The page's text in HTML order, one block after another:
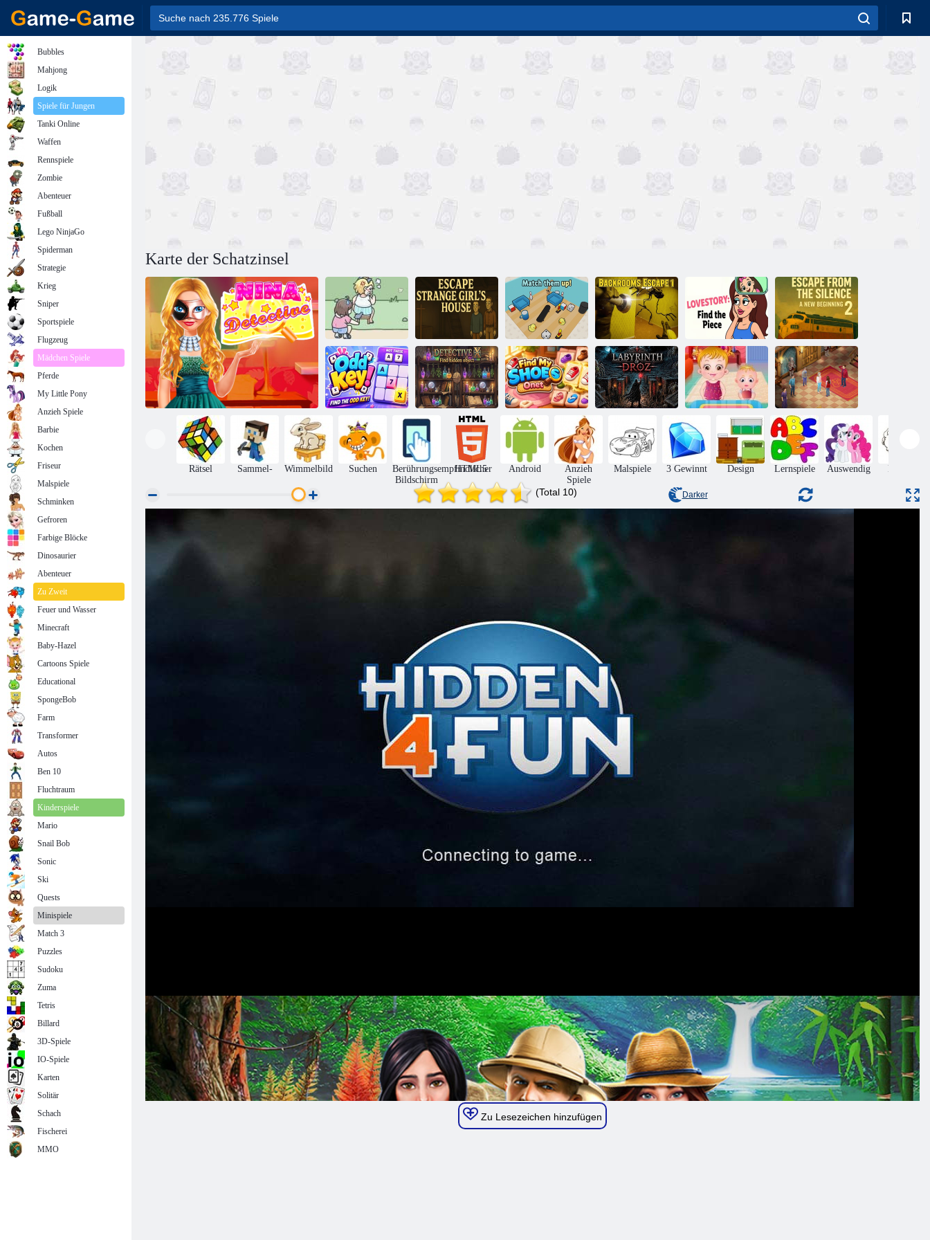
Karte der Schatzinsel
Finden Sie
Katze 2
Entkomme aus
dem Haus eines
seltsamen
Mädchens
Kombiniere sie!
Hinterzimmerflucht
1
Liebesgeschichte:
Finde das Stück
Escape From
The Silence 2
ein Neuanfang
Seltsamer
Schlüssel!
Detective X
Verstecktes
Objekt finden
Finde meine
Schuhe
Labyrinth von
Droz
Baby-Hazel.
Thanksgiving-
Spaß
Evermoor Der
Faden des
Schicksals
Rätsel Sammel- Wimmelbild Suchen
Berührungsempfindlicher
Bildschirm
HTML5 Android
Anzieh
Spiele
Malspiele 3 Gewinnt Design Lernspiele Auswendig Hüpfen
(Total 10) Darker
Zu Lesezeichen hinzufügen
Bubbles
Mahjong
Logik
Spiele für Jungen
Tanki Online
Waffen
Rennspiele
Zombie
Abenteuer
Fußball
Lego NinjaGo
Spiderman
Strategie
Krieg
Sniper
Sportspiele
Flugzeug
Mädchen Spiele
Pferde
My Little Pony
Anzieh Spiele
Barbie
Kochen
Friseur
Malspiele
Schminken
Gefroren
Farbige Blöcke
Dinosaurier
Abenteuer
Zu Zweit
Feuer und Wasser
Minecraft
Baby-Hazel
Cartoons Spiele
Educational
SpongeBob
Farm
Transformer
Autos
Ben 10
Fluchtraum
Kinderspiele
Mario
Snail Bob
Sonic
Ski
Quests
Minispiele
Match 3
Puzzles
Sudoku
Zuma
Tetris
Billard
3D-Spiele
IO-Spiele
Karten
Solitär
Schach
Fischerei
MMO